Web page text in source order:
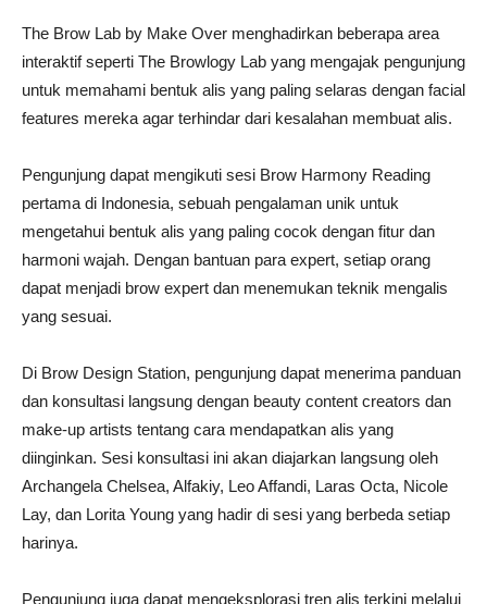
The Brow Lab by Make Over menghadirkan beberapa area
interaktif seperti The Browlogy Lab yang mengajak pengunjung
untuk memahami bentuk alis yang paling selaras dengan facial
features mereka agar terhindar dari kesalahan membuat alis.
Pengunjung dapat mengikuti sesi Brow Harmony Reading
pertama di Indonesia, sebuah pengalaman unik untuk
mengetahui bentuk alis yang paling cocok dengan fitur dan
harmoni wajah. Dengan bantuan para expert, setiap orang
dapat menjadi brow expert dan menemukan teknik mengalis
yang sesuai.
Di Brow Design Station, pengunjung dapat menerima panduan
dan konsultasi langsung dengan beauty content creators dan
make-up artists tentang cara mendapatkan alis yang
diinginkan. Sesi konsultasi ini akan diajarkan langsung oleh
Archangela Chelsea, Alfakiy, Leo Affandi, Laras Octa, Nicole
Lay, dan Lorita Young yang hadir di sesi yang berbeda setiap
harinya.
Pengunjung juga dapat mengeksplorasi tren alis terkini melalui